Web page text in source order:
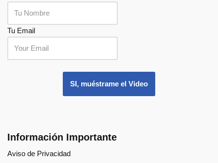
Tu Email
SI, muéstrame el Video
Información Importante
Aviso de Privacidad